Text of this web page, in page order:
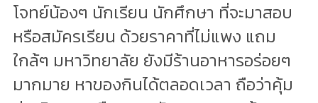
โจทย์น้องๆ นักเรียน นักศึกษา ที่จะมาสอบ
หรือสมัครเรียน ด้วยราคาที่ไม่แพง แถม
ใกล้ๆ มหาวิทยาลัย ยังมีร้านอาหารอร่อยๆ
มากมาย หาของกินได้ตลอดเวลา ถือว่าคุ้ม